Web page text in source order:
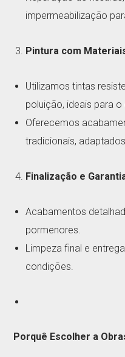
impermeabilização
Pintura com
Utilizamos tintas
poluição, ideais para
Oferecemos
tradicionais,
Finalização e
Acabamentos
pormenores.
Limpeza final e
condições.
Porquê Escolher a